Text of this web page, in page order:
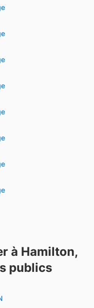
à Hamilton,
publics